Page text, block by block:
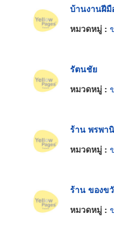
บ้านงานฝีมื
หมวดหมู่ :
รัตนชัย
หมวดหมู่ :
ร้าน พรพา
หมวดหมู่ :
ร้าน ของข
หมวดหมู่ :